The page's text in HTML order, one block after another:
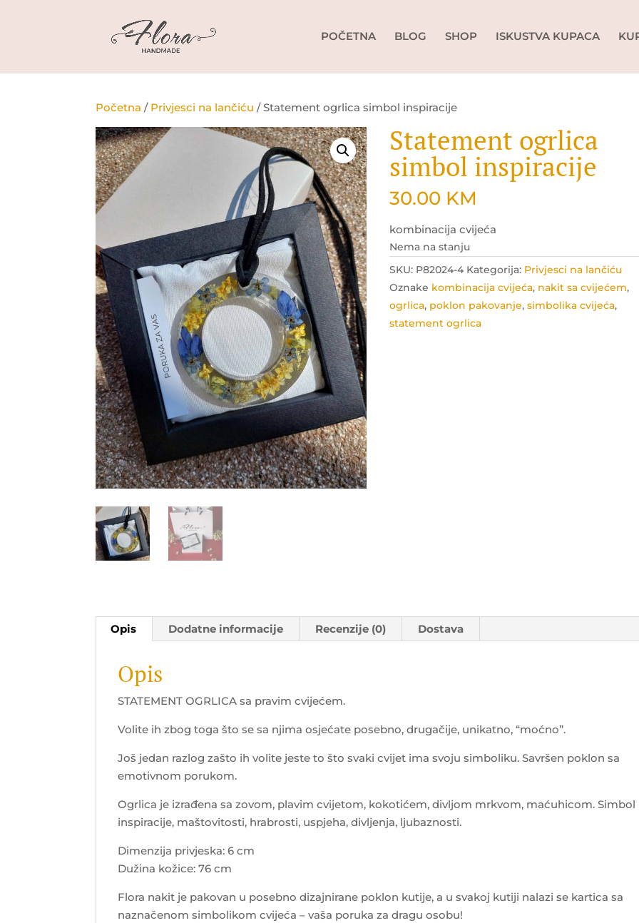
POČETNA BLOG SHOP ISKUSTVA KUPACA
Početna / Privjesci na lančiću / Statement ogrlica simbol inspiracije
Statement ogrlica
simbol inspiracije
30.00 KM
kombinacija cvijeća
Nema na stanju
SKU: P82024-4 Kategorija: Privjesci na lančiću
Oznake kombinacija cvijeća, nakit sa cvijećem,
ogrlica, poklon pakovanje,simbolika cvijeća,
statement ogrlica
Opis Dodatne informacije Recenzije (0) Dostava
Opis
STATEMENT OGRLICA sa pravim cvijećem.
Volite ih zbog toga što se sa njima osjećate posebno, drugačije, unikatno, “moćno”.
Još jedan razlog zašto ih volite jeste to što svaki cvijet ima svoju simboliku. Savršen poklon sa
emotivnom porukom.
Ogrlica je izrađena sa zovom, plavim cvijetom, kokotićem, divljom mrkvom, maćuhicom. Simbol
inspiracije, maštovitosti, hrabrosti, uspjeha, divljenja, ljubaznosti.
Dimenzija privjeska: 6 cm
Dužina kožice: 76 cm
Flora nakit je pakovan u posebno dizajnirane poklon kutije, a u svakoj kutiji nalazi se kartica sa
naznačenom simbolikom cvijeća – vaša poruka za dragu osobu!